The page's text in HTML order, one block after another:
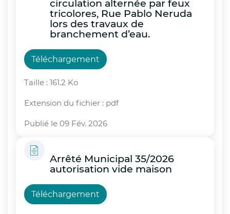
circulation alternée par feux
tricolores, Rue Pablo Neruda
lors des travaux de
branchement d’eau.
Téléchargement
Taille : 161.2 Ko
Extension du fichier : pdf
Publié le 09 Fév. 2026
Arrêté Municipal 35/2026
autorisation vide maison
Téléchargement